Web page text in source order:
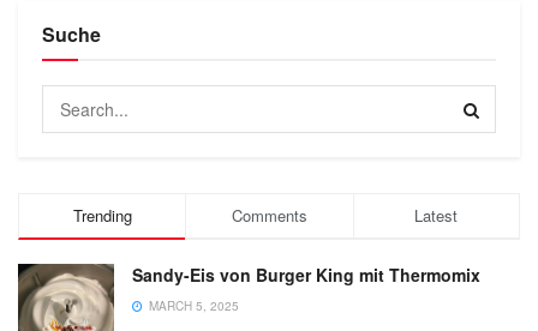
Suche
Trending Comments Latest
Sandy-Eis von Burger King mit Thermomix
MARCH 5, 2025